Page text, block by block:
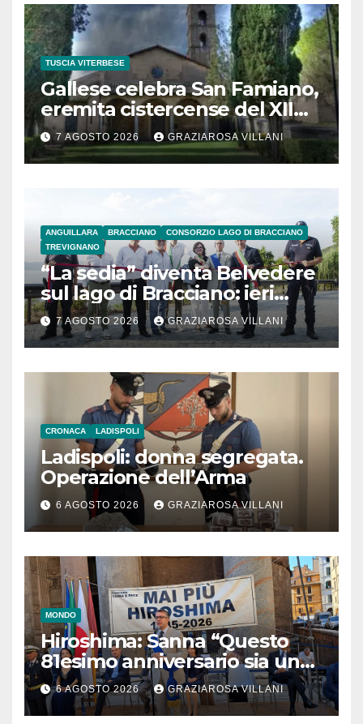
TUSCIA VITERBESE
Gallese celebra San Famiano,
eremita cistercense del XII
secolo
7 AGOSTO 2026 GRAZIAROSA VILLANI
ANGUILLARA BRACCIANO
CONSORZIO LAGO DI BRACCIANO
TREVIGNANO
“La sedia” diventa Belvedere
sul lago di Bracciano: ieri
l’inaugurazione
7 AGOSTO 2026 GRAZIAROSA VILLANI
CRONACA LADISPOLI
Ladispoli: donna segregata.
Operazione dell’Arma
6 AGOSTO 2026 GRAZIAROSA VILLANI
MONDO
Hiroshima: Sanna “Questo
81esimo anniversario sia un
monito per tutti”
6 AGOSTO 2026 GRAZIAROSA VILLANI